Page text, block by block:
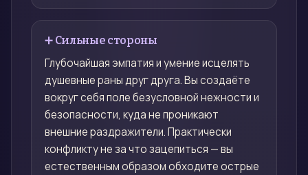
➕ Сильные стороны
Глубочайшая эмпатия и умение исцелять
душевные раны друг друга. Вы создаёте
вокруг себя поле безусловной нежности и
безопасности, куда не проникают
внешние раздражители. Практически
конфликту не за что зацепиться — вы
естественным образом обходите острые